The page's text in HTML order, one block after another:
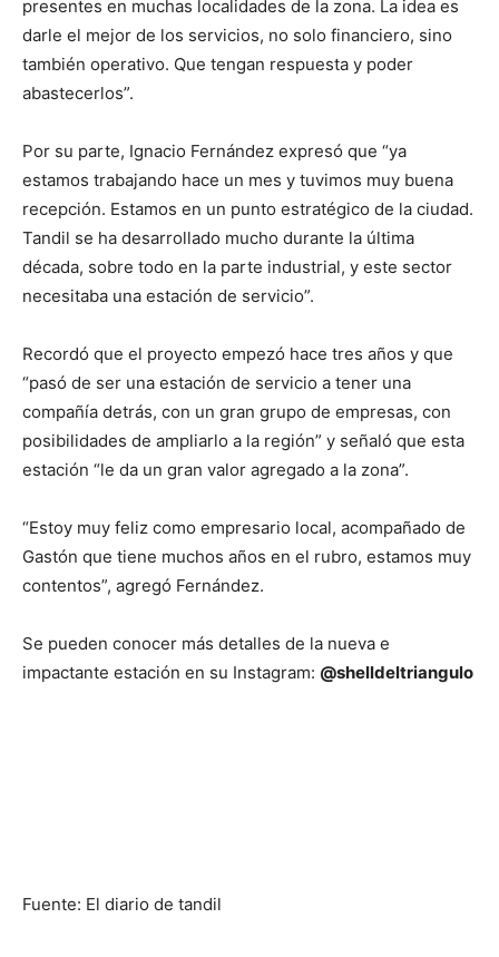
presentes en muchas localidades de la zona. La idea es
darle el mejor de los servicios, no solo financiero, sino
también operativo. Que tengan respuesta y poder
abastecerlos”.
Por su parte, Ignacio Fernández expresó que “ya
estamos trabajando hace un mes y tuvimos muy buena
recepción. Estamos en un punto estratégico de la ciudad.
Tandil se ha desarrollado mucho durante la última
década, sobre todo en la parte industrial, y este sector
necesitaba una estación de servicio”.
Recordó que el proyecto empezó hace tres años y que
“pasó de ser una estación de servicio a tener una
compañía detrás, con un gran grupo de empresas, con
posibilidades de ampliarlo a la región” y señaló que esta
estación “le da un gran valor agregado a la zona”.
“Estoy muy feliz como empresario local, acompañado de
Gastón que tiene muchos años en el rubro, estamos muy
contentos”, agregó Fernández.
Se pueden conocer más detalles de la nueva e
impactante estación en su Instagram: @shelldeltriangulo
Fuente: El diario de tandil